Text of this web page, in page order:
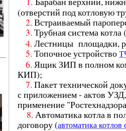
(отверстий под котловую
2. Встраиваемый
3. Трубная система котла (
4. Лестницы площадки,
5. Топочное устройство
6. Ящик ЗИП в полном
КИП);
7. Пакет технической
с приложением - актов
применение
8. Автоматика котла в
договору (автоматика котлов